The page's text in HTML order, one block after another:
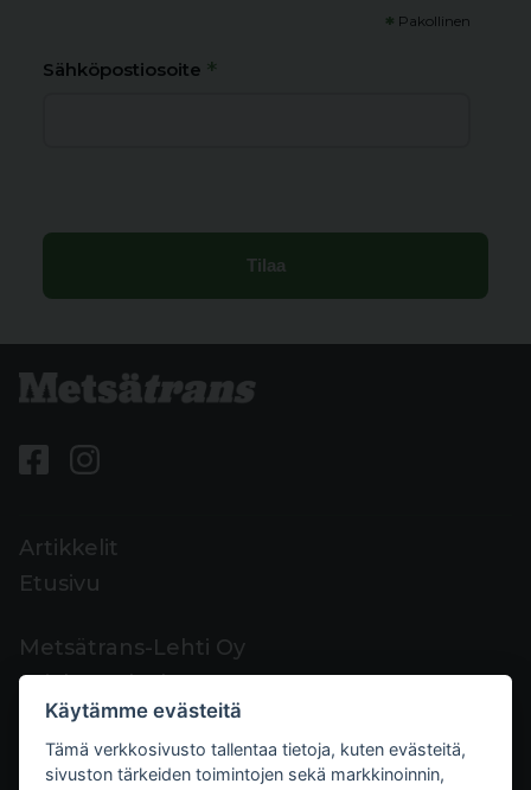
* Pakollinen
Sähköpostiosoite *
Artikkelit
Etusivu
Metsätrans-Lehti Oy
Asiakaspalvelu
Yhteystiedot
Palaute
Käytämme evästeitä
Tämä verkkosivusto tallentaa tietoja, kuten evästeitä,
sivuston tärkeiden toimintojen sekä markkinoinnin,